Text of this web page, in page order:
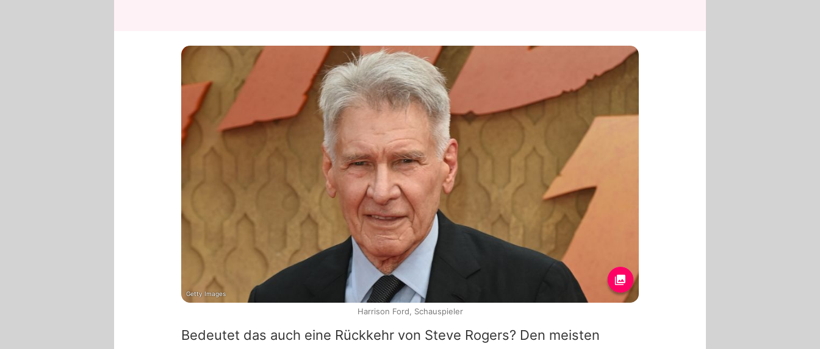
Bedeutet das auch eine Rückkehr von Steve Rogers? Den meisten
Getty Images
Harrison Ford, Schauspieler